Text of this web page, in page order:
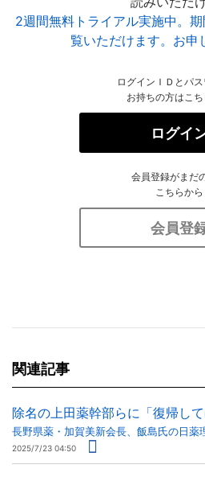
2週間無料トライアル実施中。
覧いただけます。お申
ログインＩＤとパ
お持ちの方はこち
ログイ
会員登録がまだ
こちらから
会員登
関連記事
除名の上田薬幹部らに「復帰して
長野県薬・加賀美新会長、飯島氏の日薬
2025/7/23 04:50